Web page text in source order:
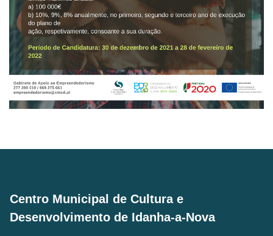
Centro Municipal de Cultura e
Desenvolvimento de Idanha-a-Nova